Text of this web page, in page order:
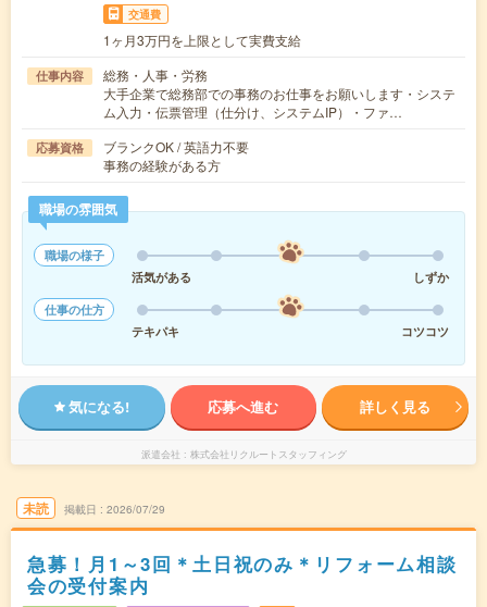
交通費
1ヶ月3万円を上限として実費支給
仕事内容
総務・人事・労務
大手企業で総務部での事務のお仕事をお願いします・システ
ム入力・伝票管理（仕分け、システムIP）・ファ…
応募資格
ブランクOK / 英語力不要
事務の経験がある方
職場の雰囲気
職場の様子
活気がある
しずか
仕事の仕方
テキパキ
コツコツ
気になる! 応募へ進む 詳しく見る
派遣会社 株式会社リクルートスタッフィング
未読 掲載日 2026/07/29
急募！月1～3回＊土日祝のみ＊リフォーム相談
会の受付案内